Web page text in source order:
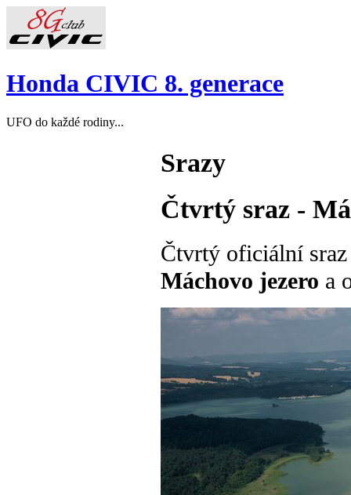
Honda CIVIC 8. generace
UFO do každé rodiny...
Srazy
Čtvrtý sraz -
Čtvrtý oficiální
Máchovo jezero a